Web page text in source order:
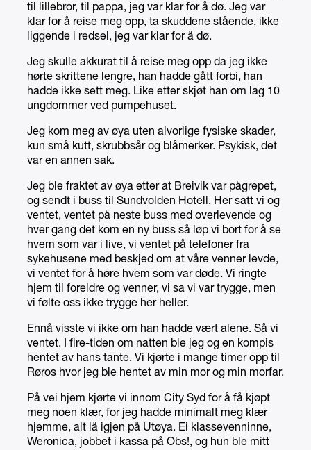
til lillebror, til pappa, jeg var klar for å dø. Jeg var
klar for å reise meg opp, ta skuddene stående, ikke
liggende i redsel, jeg var klar for å dø.
Jeg skulle akkurat til å reise meg opp da jeg ikke
hørte skrittene lengre, han hadde gått forbi, han
hadde ikke sett meg. Like etter skjøt han om lag 10
ungdommer ved pumpehuset.
Jeg kom meg av øya uten alvorlige fysiske skader,
kun små kutt, skrubbsår og blåmerker. Psykisk, det
var en annen sak.
Jeg ble fraktet av øya etter at Breivik var pågrepet,
og sendt i buss til Sundvolden Hotell. Her satt vi og
ventet, ventet på neste buss med overlevende og
hver gang det kom en ny buss så løp vi bort for å se
hvem som var i live, vi ventet på telefoner fra
sykehusene med beskjed om at våre venner levde,
vi ventet for å høre hvem som var døde. Vi ringte
hjem til foreldre og venner, vi sa vi var trygge, men
vi følte oss ikke trygge her heller.
Ennå visste vi ikke om han hadde vært alene. Så vi
ventet. I fire-tiden om natten ble jeg og en kompis
hentet av hans tante. Vi kjørte i mange timer opp til
Røros hvor jeg ble hentet av min mor og min morfar.
På vei hjem kjørte vi innom City Syd for å få kjøpt
meg noen klær, for jeg hadde minimalt meg klær
hjemme, alt lå igjen på Utøya. Ei klassevenninne,
Weronica, jobbet i kassa på Obs!, og hun ble mitt